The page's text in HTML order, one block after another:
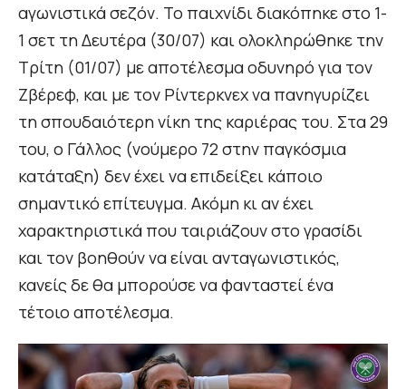
αγωνιστικά σεζόν. Το παιχνίδι διακόπηκε στο 1-
1 σετ τη Δευτέρα (30/07) και ολοκληρώθηκε την
Τρίτη (01/07) με αποτέλεσμα οδυνηρό για τον
Ζβέρεφ, και με τον Ρίντερκνεχ να πανηγυρίζει
τη σπουδαιότερη νίκη της καριέρας του. Στα 29
του, ο Γάλλος (νούμερο 72 στην παγκόσμια
κατάταξη) δεν έχει να επιδείξει κάποιο
σημαντικό επίτευγμα. Ακόμη κι αν έχει
χαρακτηριστικά που ταιριάζουν στο γρασίδι
και τον βοηθούν να είναι ανταγωνιστικός,
κανείς δε θα μπορούσε να φανταστεί ένα
τέτοιο αποτέλεσμα.